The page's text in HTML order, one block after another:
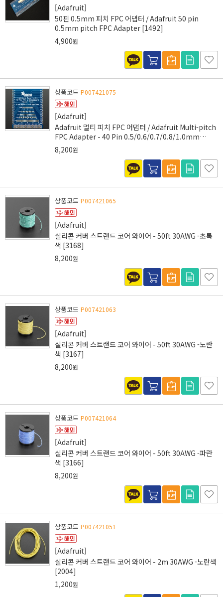
[Adafruit]
50핀 0.5mm 피치 FPC 어댑터 / Adafruit 50 pin
0.5mm pitch FPC Adapter [1492]
4,900원
상품코드 P007421075
[Adafruit]
Adafruit 멀티 피치 FPC 어댑터 / Adafruit Multi-pitch
FPC Adapter - 40 Pin 0.5/0.6/0.7/0.8/1.0mm
[1436]
8,200원
상품코드 P007421065
[Adafruit]
실리콘 커버 스트랜드 코어 와이어 - 50ft 30AWG -초록
색 [3168]
8,200원
상품코드 P007421063
[Adafruit]
실리콘 커버 스트랜드 코어 와이어 - 50ft 30AWG -노란
색 [3167]
8,200원
상품코드 P007421064
[Adafruit]
실리콘 커버 스트랜드 코어 와이어 - 50ft 30AWG -파란
색 [3166]
8,200원
상품코드 P007421051
[Adafruit]
실리콘 커버 스트랜드 코어 와이어 - 2m 30AWG -노란색
[2004]
1,200원